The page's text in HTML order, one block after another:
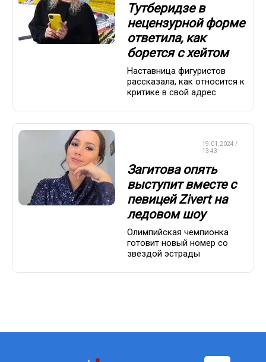
Тутберидзе в
нецензурной форме
ответила, как
борется с хейтом
Наставница фигуристов
рассказала, как относится к
критике в свой адрес
19.01.2024 /
13:43
Загитова опять
выступит вместе с
певицей Zivert на
ледовом шоу
Олимпийская чемпионка
готовит новый номер со
звездой эстрады